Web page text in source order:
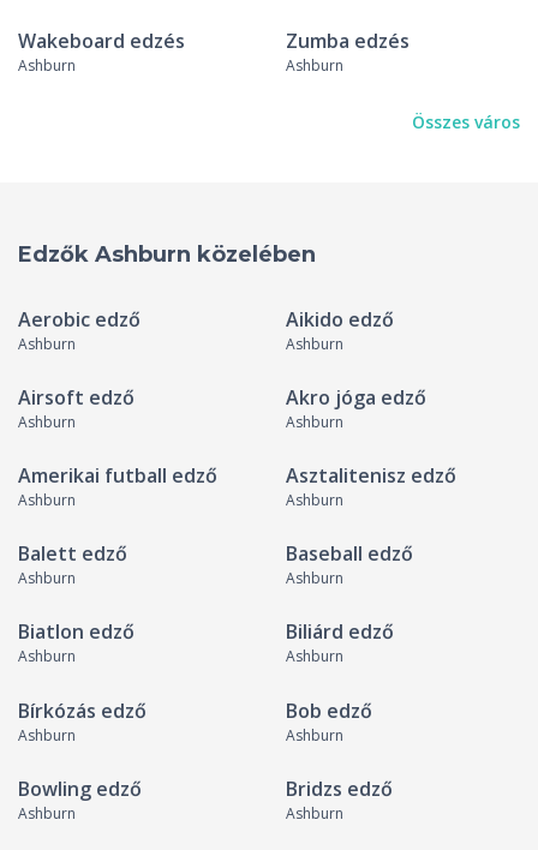
Wakeboard edzés
Ashburn
Zumba edzés
Ashburn
Összes város
Edzők Ashburn közelében
Aerobic edző
Ashburn
Aikido edző
Ashburn
Airsoft edző
Ashburn
Akro jóga edző
Ashburn
Amerikai futball edző
Ashburn
Asztalitenisz edző
Ashburn
Balett edző
Ashburn
Baseball edző
Ashburn
Biatlon edző
Ashburn
Biliárd edző
Ashburn
Bírkózás edző
Ashburn
Bob edző
Ashburn
Bowling edző
Ashburn
Bridzs edző
Ashburn